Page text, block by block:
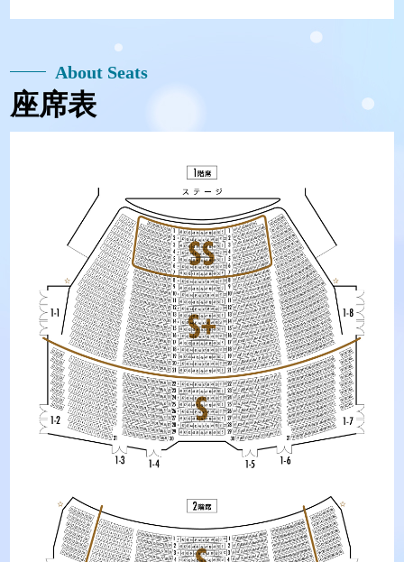
About Seats
座席表